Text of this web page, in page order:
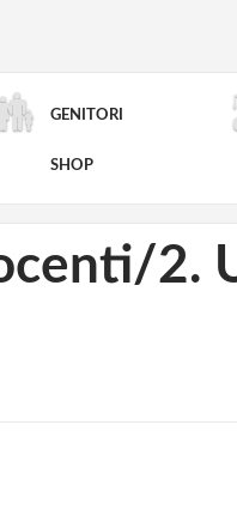
GENITORI
SHOP
RICERCA AVANZATA
2.